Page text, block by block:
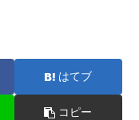
はてブ
コピー